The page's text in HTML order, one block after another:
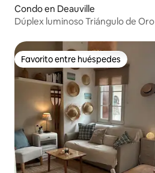
Condo en Deauville
Dúplex luminoso Triángulo de Oro
Favorito entre huéspedes
Favorito entre huéspedes